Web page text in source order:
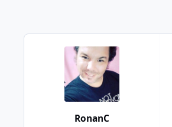
RonanC